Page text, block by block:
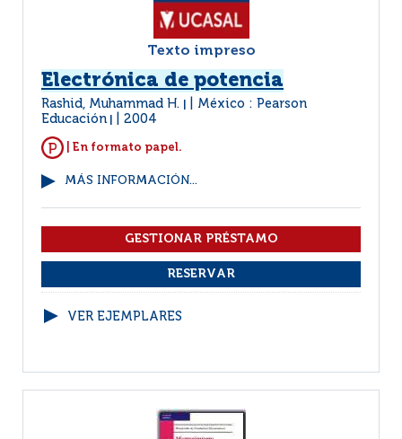
Texto impreso
Electrónica de potencia
Rashid, Muhammad H.
México : Pearson
Educación
2004
| En formato papel.
MÁS INFORMACIÓN...
VER EJEMPLARES